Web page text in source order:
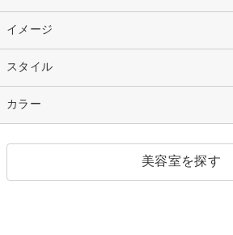
30代
ショート
セミロング
指定なし
カラー
縮毛矯正
イメージ
指定なし
キュート
ストリート
スタイル
指定なし
カラー
美容室を探す